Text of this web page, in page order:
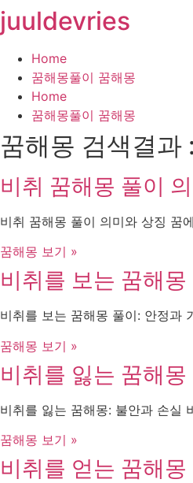
콘
텐
기
juuldevries
Home
꿈해몽풀이 꿈해몽
Home
꿈해몽풀이 꿈해몽
꿈해몽 검색결과 :
비취 꿈해몽 풀이
비취 꿈해몽 풀이 의미와 상징 꿈
꿈해몽 보기 »
비취를 보는 꿈해
비취를 보는 꿈해몽 풀이: 안정과
꿈해몽 보기 »
비취를 잃는 꿈해
비취를 잃는 꿈해몽: 불안과 손실
꿈해몽 보기 »
비취를 얻는 꿈해